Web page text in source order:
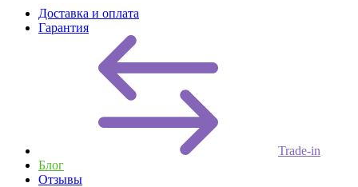
Доставка и оплата
Гарантия
Trade-in
Блог
Отзывы